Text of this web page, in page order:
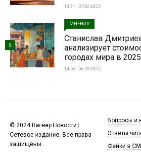
14:31 | 07-03-2025
МНЕНИЯ
Станислав
анализирует
городах мира в
14:53 | 06-03-2025
6
© 2024 Вагнер Новости |
Сетевое издание. Все права
защищены.
Вопросы и
Ответы
Фейки в